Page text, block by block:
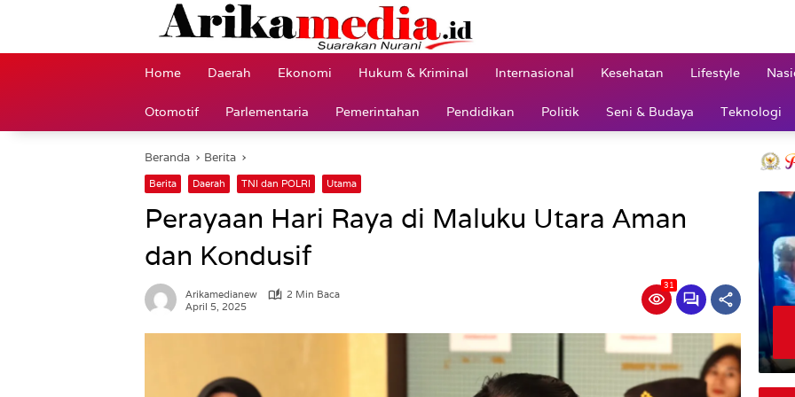
Home Daerah Ekonomi Hukum & Kriminal Internasional Kesehatan Lifestyle
Otomotif Parlementaria Pemerintahan Pendidikan Politik Seni & Budaya Teknologi
Beranda Berita
Berita Daerah TNI dan POLRI Utama
Perayaan Hari Raya di Maluku Utara Aman
dan Kondusif
Arikamedianew
2 Min Baca
April 5, 2025
31